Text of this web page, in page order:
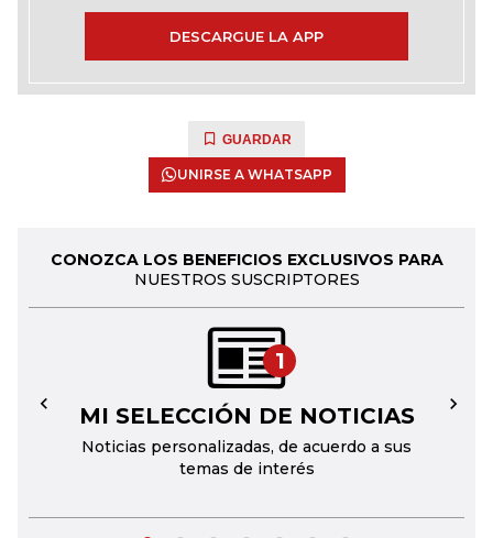
DESCARGUE LA APP
GUARDAR
UNIRSE A WHATSAPP
CONOZCA LOS BENEFICIOS EXCLUSIVOS PARA
NUESTROS SUSCRIPTORES
1
MI SELECCIÓN DE NOTICIAS
Noticias personalizadas, de acuerdo a sus
temas de interés
← →